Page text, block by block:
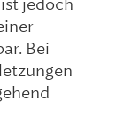
Bei